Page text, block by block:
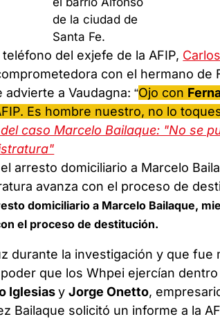
del exjefe de la AFIP,
con el hermano de
a Vaudagna: “Ojo con
Es hombre nuestro, no lo
caso Marcelo Bailaque: "No se
domiciliario a Marcelo Bailaque,
el proceso de destitución.
durante la investigación y que fue
que los Whpei ejercían dentro
IglesiasyJorge Onetto,
Bailaque solicitó un informe a la